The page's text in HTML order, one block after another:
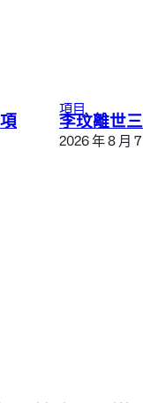
項目
李玟離世
2026 年 8 月 7